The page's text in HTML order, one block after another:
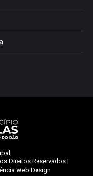
Direitos Reservados |
Web Design